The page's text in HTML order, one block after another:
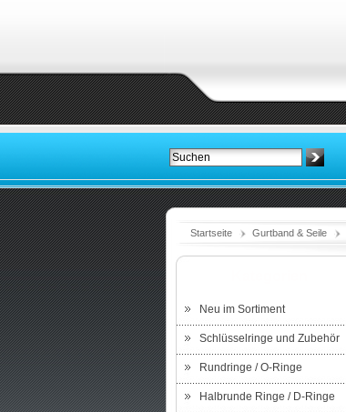
Startseite Gurtband & Seile
Neu im Sortiment
Schlüsselringe und Zubehör
Rundringe / O-Ringe
Halbrunde Ringe / D-Ringe